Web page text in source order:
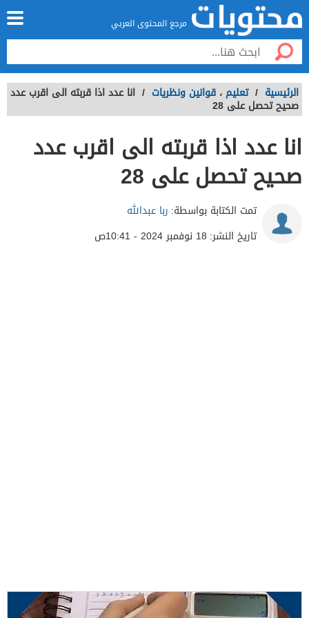
مرجع المحتوى العربي
الرئيسية / تعليم ، قوانين ونظريات / انا عدد اذا قربته الى اقرب عدد
صحيح تحصل على 28
انا عدد اذا قربته الى اقرب عدد
صحيح تحصل على 28
تمت الكتابة بواسطة: ربا عبدالله
تاريخ النشر: 18 نوفمبر 2024 - 10:41ص